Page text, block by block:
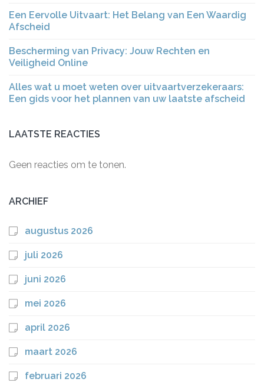
Een Eervolle Uitvaart: Het Belang van Een Waardig
Afscheid
Bescherming van Privacy: Jouw Rechten en
Veiligheid Online
Alles wat u moet weten over uitvaartverzekeraars:
Een gids voor het plannen van uw laatste afscheid
LAATSTE REACTIES
Geen reacties om te tonen.
ARCHIEF
augustus 2026
juli 2026
juni 2026
mei 2026
april 2026
maart 2026
februari 2026